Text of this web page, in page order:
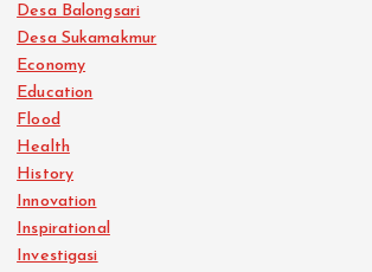
Desa Balongsari
Desa Sukamakmur
Economy
Education
Flood
Health
History
Innovation
Inspirational
Investigasi